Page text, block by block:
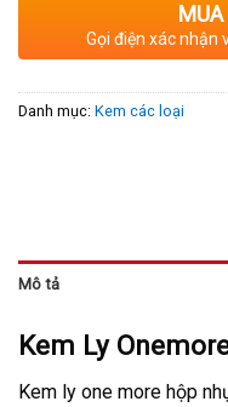
Gọi điện xác nhận
Danh mục: Kem các loại
Mô tả
Kem Ly
Kem ly one more hộp